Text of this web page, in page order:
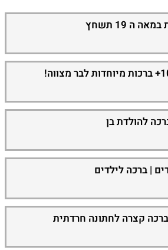
ה 19 תשחץ
להולדת בן
| ברכה לילדים
קצרה לחתונה חרדתית